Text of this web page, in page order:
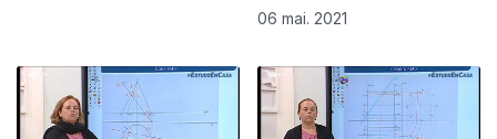
06 mai. 2021